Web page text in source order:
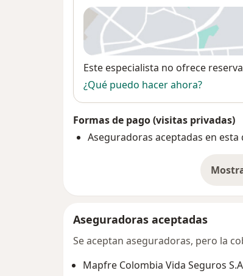
Disponibilidad
Este especialista no ofrece
¿Qué puedo hacer ahora?
Formas de pago (visitas privadas)
Aseguradoras aceptadas en esta
Aseguradoras aceptadas
Se aceptan aseguradoras, pero la
Mapfre Colombia Vida Seguros